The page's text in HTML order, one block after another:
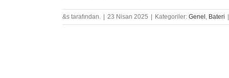
&s tarafından. 23 Nisan 2025 Kategoriler: Genel , Bateri